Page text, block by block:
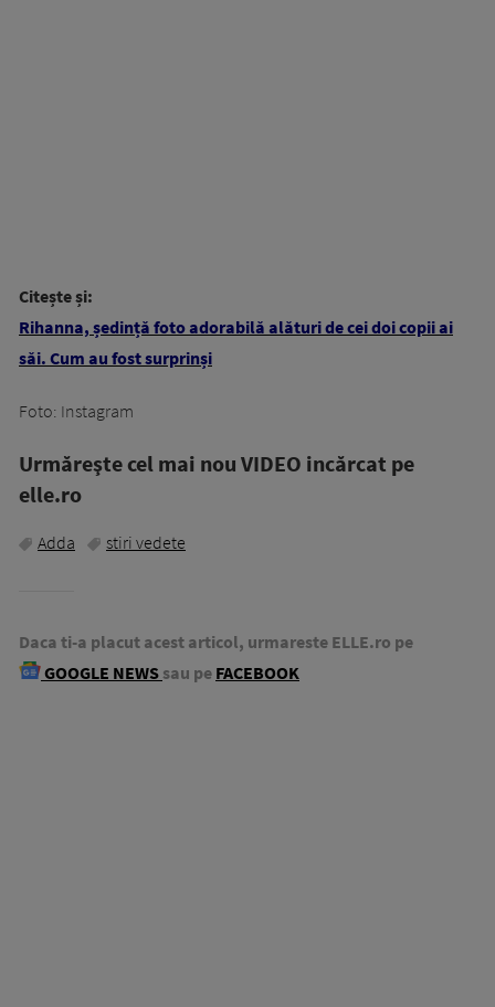
Citește și:
Rihanna, ședință foto adorabilă alături de cei doi copii ai
săi. Cum au fost surprinși
Foto: Instagram
Urmăreşte cel mai nou VIDEO incărcat pe
elle.ro
Adda stiri vedete
Daca ti-a placut acest articol, urmareste ELLE.ro pe
GOOGLE NEWS sau pe FACEBOOK